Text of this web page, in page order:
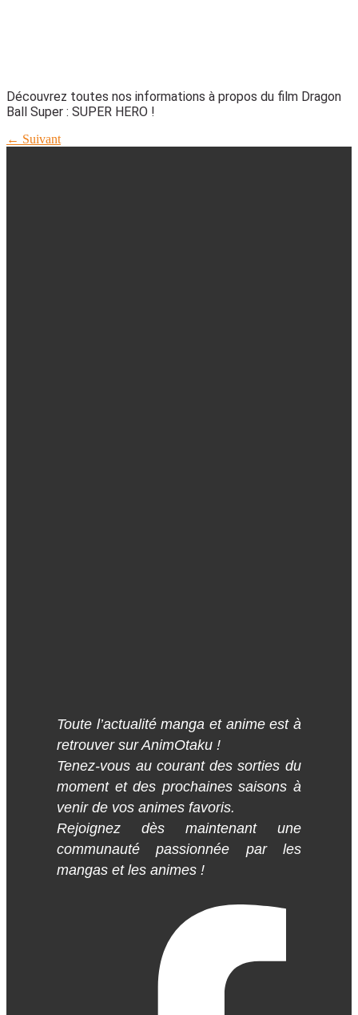
Découvrez toutes nos informations à propos du film Dragon
Ball Super : SUPER HERO !
← Suivant
Toute l’actualité manga et anime est à
retrouver sur AnimOtaku !
Tenez-vous au courant des sorties du
moment et des prochaines saisons à
venir de vos animes favoris.
Rejoignez dès maintenant une
communauté passionnée par les
mangas et les animes !